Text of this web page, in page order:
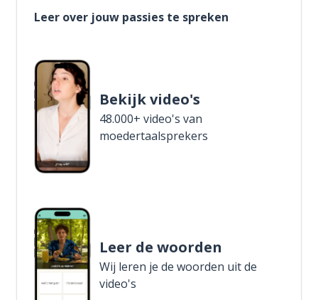
Leer over jouw passies te spreken
Bekijk video's
48.000+ video's van
moedertaalsprekers
Leer de woorden
Wij leren je de woorden uit de
video's